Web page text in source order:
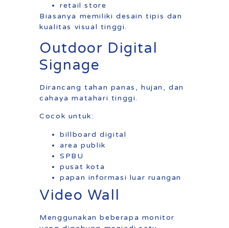
retail store
Biasanya memiliki desain tipis dan
kualitas visual tinggi.
Outdoor Digital
Signage
Dirancang tahan panas, hujan, dan
cahaya matahari tinggi.
Cocok untuk:
billboard digital
area publik
SPBU
pusat kota
papan informasi luar ruangan
Video Wall
Menggunakan beberapa monitor